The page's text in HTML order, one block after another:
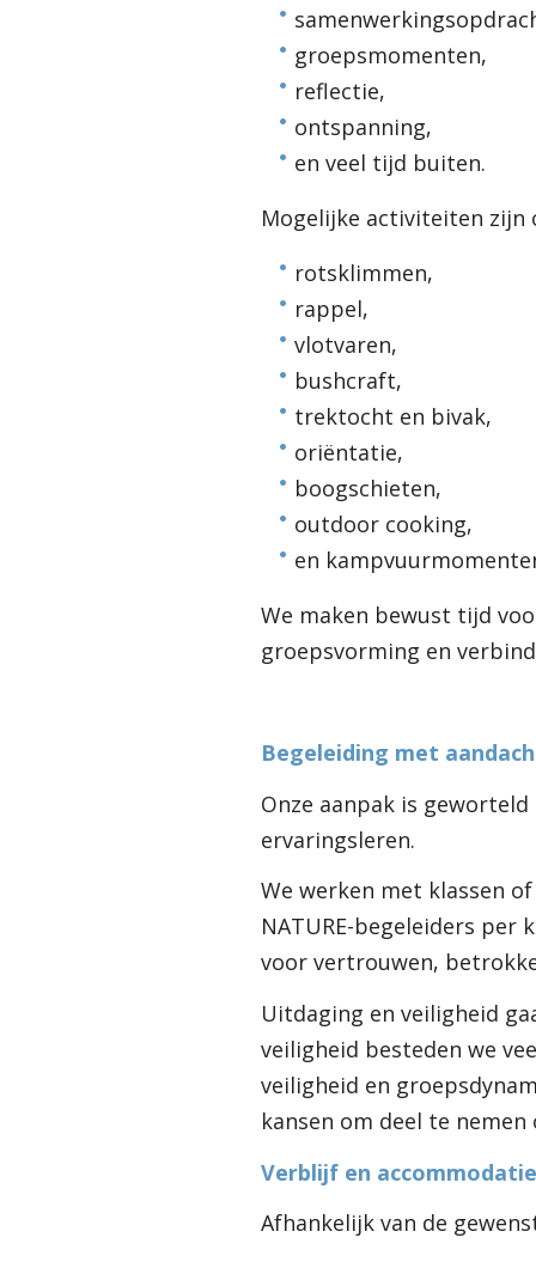
groepsmomenten,
reflectie,
ontspanning,
en veel tijd buiten.
Mogelijke activiteiten zijn
rotsklimmen,
rappel,
vlotvaren,
bushcraft,
trektocht en bivak,
oriëntatie,
boogschieten,
outdoor cooking,
en
We maken bewust tijd
groepsvorming en
Begeleiding met
Onze aanpak is
ervaringsleren.
We werken met klassen
NATURE-begeleiders
voor vertrouwen,
Uitdaging en veiligheid
veiligheid besteden we
veiligheid en
kansen om deel te
Verblijf en
Afhankelijk van de